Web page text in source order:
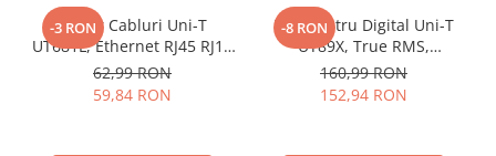
Culoare: rosu si gri
Greutate: 206 g (cu baterii incluse)
Dimensiune produs 134mm x 77mm x 47mm
-3 RON
Tester Cabluri Uni-T
UT681L, Ethernet RJ45 RJ11
BNC, Continuitate,
Scurtcircuit, Incrucisate
62,99 RON
59,84 RON
-8 RON
Multimetru Digital Uni-T
UT89X, True RMS,
Temperatura 1000°C,
Frecventa, NCV, CAT III
160,99 RON
152,94 RON